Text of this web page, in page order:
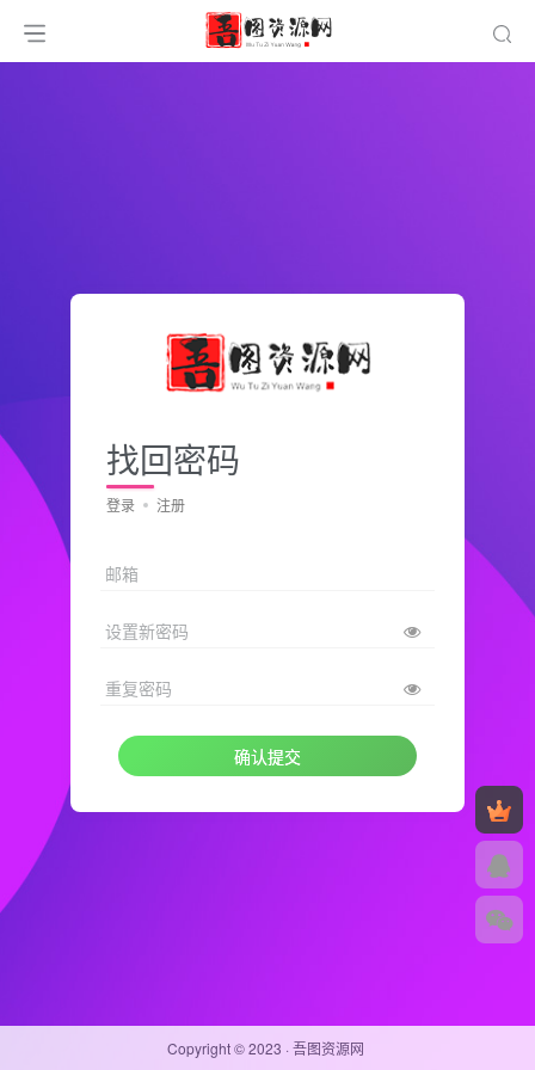
找回密码
登录 注册
邮箱
设置新密码
重复密码
确认提交
Copyright © 2023 · 吾图资源网